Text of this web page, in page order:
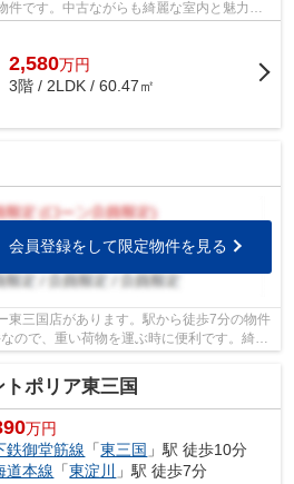
です。中古ながらも綺麗な室内と魅力的
ベータ...
2,580万円
3階 / 2LDK / 60.47㎡
会員登録をして限定物件を見る
東三国店があります。駅から徒歩7分の物件
ので、重い荷物を運ぶ時に便利です。綺麗
潔感を...
トポリア東三国
万円
鉄御堂筋線 「東三国 」駅 徒歩10分
道本線 「東淀川 」駅 徒歩7分